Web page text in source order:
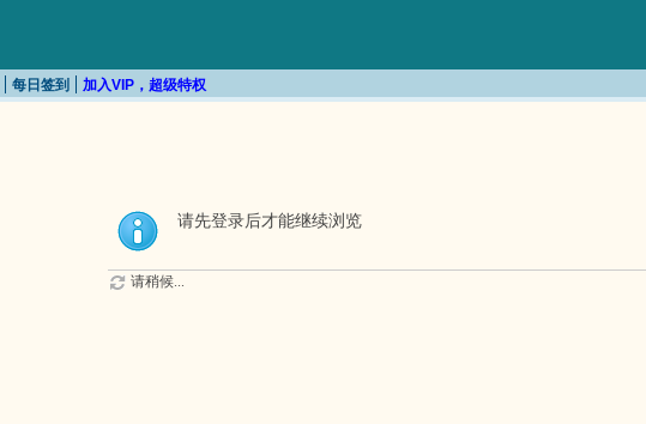
每日签到 加入VIP，超级特权
请先登录后才能继续浏览
请稍候...